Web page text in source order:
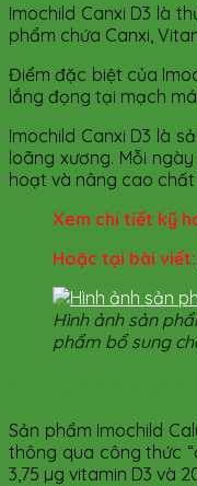
Imochild Canxi D3 là
phẩm chứa Canxi,
Điểm đặc biệt của
lắng đọng tại mạch
Imochild Canxi D3 là
loãng xương. Mỗi
hoạt và nâng cao
Xem chi tiết kỹ
Hoặc tại bài viết:
Hình ảnh sản
phẩm bổ sung
Sản phẩm Imochild
thông qua công thức
3,75 µg vitamin D3 và